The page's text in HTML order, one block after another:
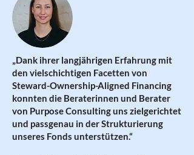
„Dank ihrer langjährigen Erfahrung mit
den vielschichtigen Facetten von
Steward-Ownership-Aligned Financing
konnten die Beraterinnen und Berater
von Purpose Consulting uns zielgerichtet
und passgenau in der Strukturierung
unseres Fonds unterstützen.“